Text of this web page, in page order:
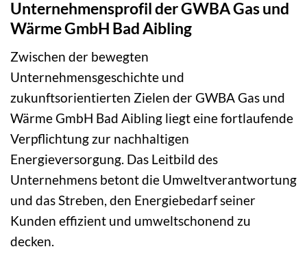
Unternehmensprofil der GWBA Gas und
Wärme GmbH Bad Aibling
Zwischen der bewegten
Unternehmensgeschichte und
zukunftsorientierten Zielen der GWBA Gas und
Wärme GmbH Bad Aibling liegt eine fortlaufende
Verpflichtung zur nachhaltigen
Energieversorgung. Das Leitbild des
Unternehmens betont die Umweltverantwortung
und das Streben, den Energiebedarf seiner
Kunden effizient und umweltschonend zu
decken.